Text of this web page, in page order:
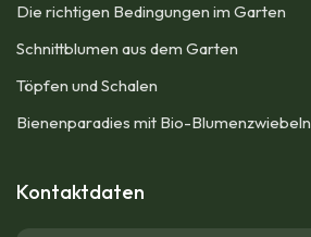
Die richtigen Bedingungen im Garten
Schnittblumen aus dem Garten
Töpfen und Schalen
Bienenparadies mit Bio-Blumenzwiebeln
Kontaktdaten